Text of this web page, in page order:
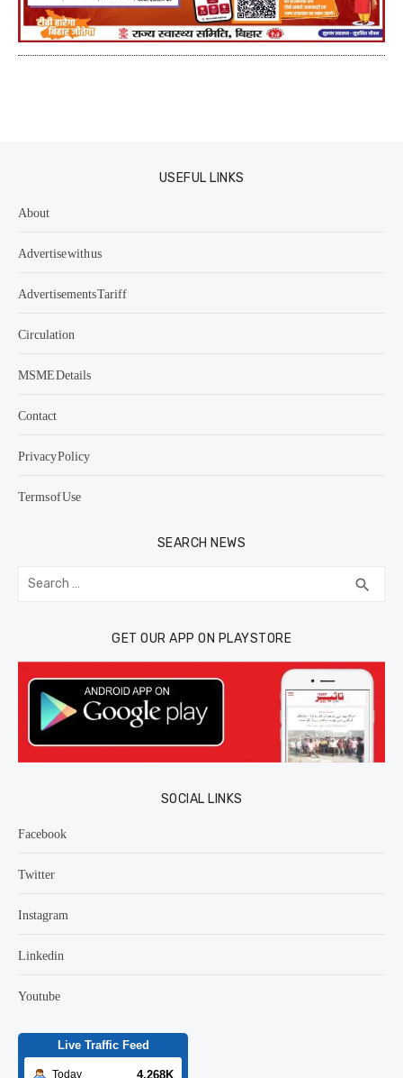
USEFUL LINKS
About
Advertise with us
Advertisements Tariff
Circulation
MSME Details
Contact
Privacy Policy
Terms of Use
SEARCH NEWS
Search
for: search
GET OUR APP ON PLAYSTORE
SOCIAL LINKS
Facebook
Twitter
Instagram
Linkedin
Youtube
Live Traffic Feed
Today 4.268K